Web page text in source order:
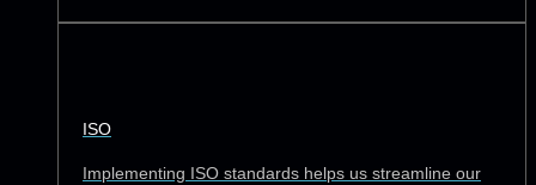
ISO
Implementing ISO standards helps us streamline our